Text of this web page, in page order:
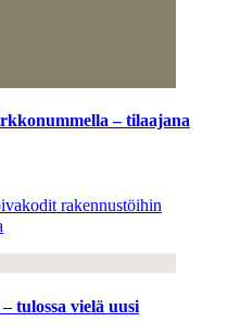
– tilaajana
rakennustöihin
tulossa vielä uusi